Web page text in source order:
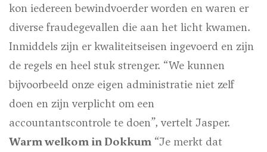
kon iedereen bewindvoerder worden en waren er
diverse fraudegevallen die aan het licht kwamen.
Inmiddels zijn er kwaliteitseisen ingevoerd en zijn
de regels en heel stuk strenger. “We kunnen
bijvoorbeeld onze eigen administratie niet zelf
doen en zijn verplicht om een
accountantscontrole te doen”, vertelt Jasper.
Warm welkom in Dokkum “Je merkt dat